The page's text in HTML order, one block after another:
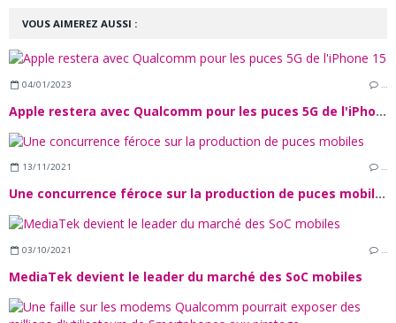
VOUS AIMEREZ AUSSI :
04/01/2023 …
Apple restera avec Qualcomm pour les puces 5G de l'iPhone 15
13/11/2021 …
Une concurrence féroce sur la production de puces mobiles
03/10/2021 …
MediaTek devient le leader du marché des SoC mobiles